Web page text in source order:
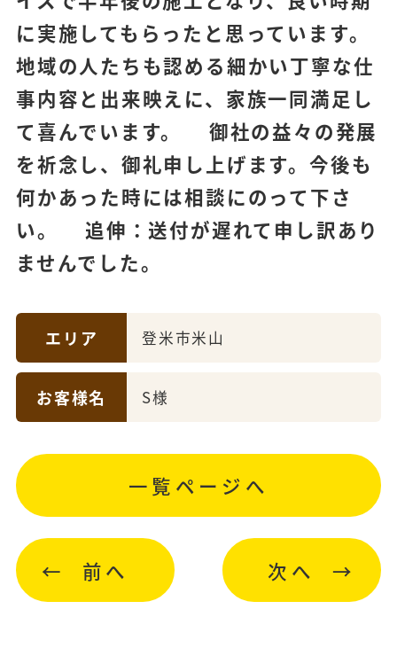
に実施してもらったと思っています。
地域の人たちも認める細かい丁寧な仕
事内容と出来映えに、家族一同満足し
て喜んでいます。 御社の益々の発展
を祈念し、御礼申し上げます。今後も
何かあった時には相談にのって下さ
い。 追伸：送付が遅れて申し訳あり
ませんでした。
エリア 登米市米山
お客様名 S様
前へ
一覧ページへ
次へ